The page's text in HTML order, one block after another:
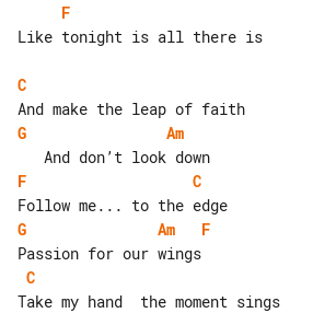
F
Like tonight is all there is
C
G
Am
F
C
G
Am
F
C